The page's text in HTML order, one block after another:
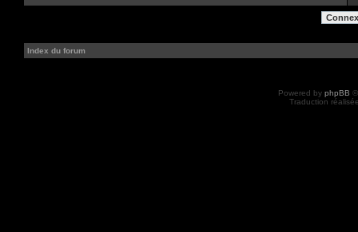
Index du forum
Powered by phpBB
Traduction